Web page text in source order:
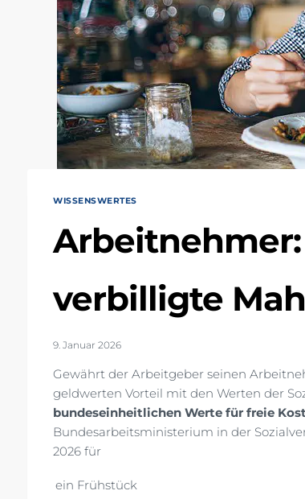
WISSENSWERTES
verbilligte
9. Januar 2026
Gewährt der Arbeitgeber seinen
geldwerten Vorteil mit den Werten der
bundeseinheitlichen Werte für freie Kost
Bundesarbeitsministerium in der
2026 für
ein Frühstück